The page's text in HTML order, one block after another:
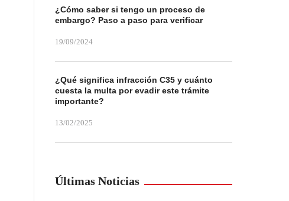
¿Cómo saber si tengo un proceso de
embargo? Paso a paso para verificar
19/09/2024
¿Qué significa infracción C35 y cuánto
cuesta la multa por evadir este trámite
importante?
13/02/2025
Últimas Noticias